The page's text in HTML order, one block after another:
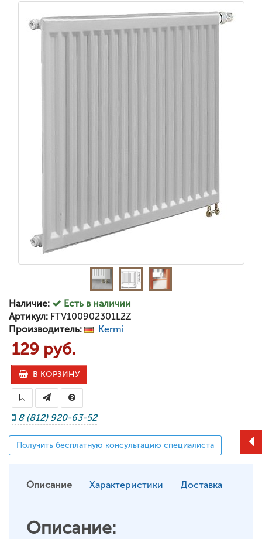
Наличие:
Есть в наличии
Артикул: FTV100902301L2Z
Производитель:
Kermi
129 руб.
В КОРЗИНУ
8 (812) 920-63-52
Получить бесплатную консультацию специалиста
Описание Характеристики Доставка
Описание: